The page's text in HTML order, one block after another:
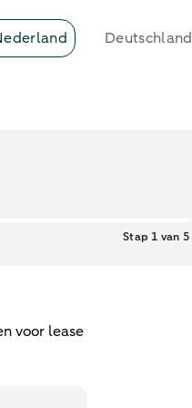
Deutschland
Stap 1 van 5
voor lease